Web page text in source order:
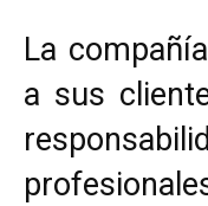
La
a sus